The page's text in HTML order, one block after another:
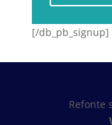
[/db_pb_signup]
Refonte